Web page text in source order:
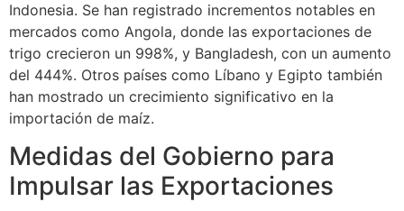
Indonesia. Se han registrado incrementos notables en
mercados como Angola, donde las exportaciones de
trigo crecieron un 998%, y Bangladesh, con un aumento
del 444%. Otros países como Líbano y Egipto también
han mostrado un crecimiento significativo en la
importación de maíz.
Medidas del Gobierno para
Impulsar las Exportaciones